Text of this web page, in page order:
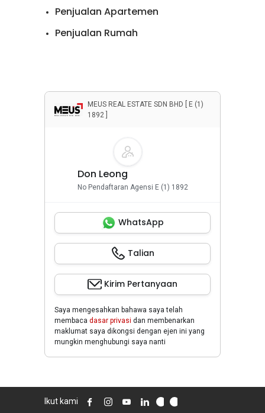
Penjualan Apartemen
Penjualan Rumah
MEUS REAL ESTATE SDN BHD [ E (1)
1892 ]
Don Leong
No Pendaftaran Agensi E (1) 1892
WhatsApp
Talian
Kirim Pertanyaan
Saya mengesahkan bahawa saya telah
membaca dasar privasi dan membenarkan
maklumat saya dikongsi dengan ejen ini yang
mungkin menghubungi saya nanti
Ikut kami